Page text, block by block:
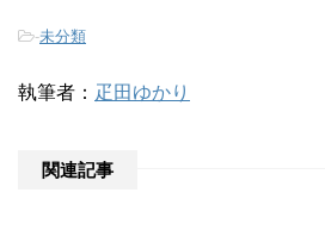
-未分類
執筆者： 疋田ゆかり
関連記事